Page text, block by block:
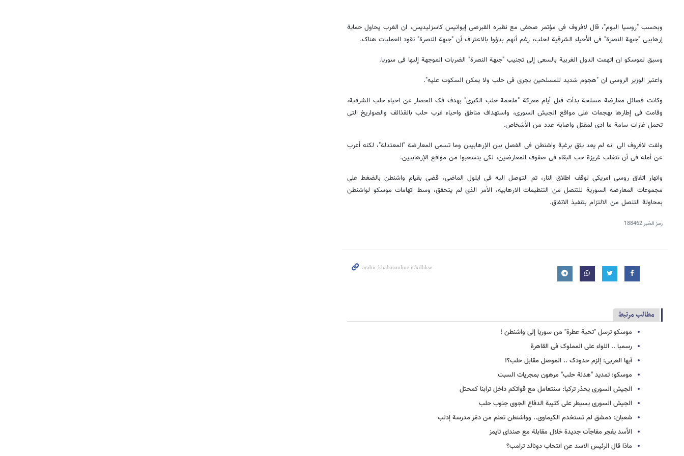
وبحسب "روسیا الیوم"، قال لافروف فی مؤتمر صحفی مع نظیره القبرصی إیوانیس کاسزلیدیس، ان الغرب یحاول حمایة
إرهابیی "جبهة النصرة" فی الأحیاء الشرقیة لحلب، رغم أنهم بدؤوا بالاعتراف أن "جبهة النصرة" تقود العملیات هناک.
وسبق لموسکو ان اتهمت الدول الغربیة بالسعی إلى تجنیب "جبهة النصرة" الضربات الموجهة إلیها فی سوریا.
واعتبر الوزیر الروسی ان "هجوم شدید للمسلحین یجری فی حلب ولا یمکن السکوت علیه".
وکانت فصائل معارضة مسلحة بدأت قبل أیام معرکة "ملحمة حلب الکبرى" بهدف فک الحصار عن احیاء حلب الشرقیة،
وقامت فی إطارها بهجمات على مواقع الجیش السوری، واستهداف مناطق واحیاء غرب حلب بالقذائف والصواریخ التی
تحمل غازات سامة ما ادى لمقتل واصابة عدد من الأشخاص.
ولفت لافروف الى انه لم یعد یثق برغبة واشنطن فی الفصل بین الإرهابیین وما تسمى المعارضة "المعتدلة"، لکنه أعرب
عن أمله فی أن تتغلب غریزة حب البقاء فی صفوف المعارضین، لکی ینسحبوا من مواقع الإرهابیین.
وانهار اتفاق روسی امریکی لوقف اطلاق النار، تم التوصل الیه فی ایلول الماضی، قضى بقیام واشنطن بالضغط على
مجموعات المعارضة السوریة للتنصل من التنظیمات الارهابیة، الأمر الذی لم یتحقق، وسط اتهامات موسکو لواشنطن
بمحاولة التنصل من الالتزام بتنفیذ الاتفاق.
رمز الخبر188462
مطالب مرتبط
موسکو ترسل "تحیة عطرة" من سوریا إلى واشنطن !
رسمیا .. اللواء علی المملوک فی القاهرة
أیها العربی: إلزم حدودک .. الموصل مقابل حلب؟!
موسکو: تمدید "هدنة حلب" مرهون بمجریات السبت
الجیش السوری یحذر ترکیا: سنتعامل مع قواتکم داخل ترابنا کمحتل
الجیش السوری یسیطر على کتیبة الدفاع الجوی جنوب حلب
شعبان: دمشق لم تستخدم الکیماوی.. وواشنطن تعلم من دمّر مدرسة إدلب
الأسد یفجر مفاجآت جدیدة خلال مقابلة مع صندای تایمز
ماذا قال الرئیس الاسد عن انتخاب دونالد ترامب؟